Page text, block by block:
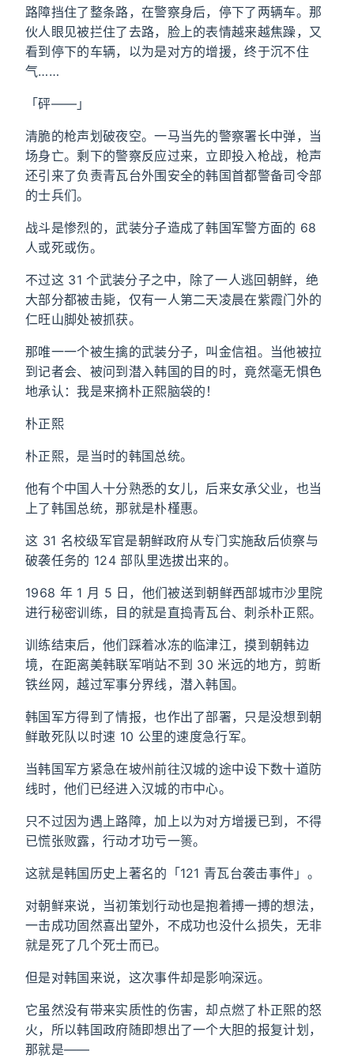
路障挡住了整条路，在警察身后，停下了两辆车。那
伙人眼见被拦住了去路，脸上的表情越来越焦躁，又
看到停下的车辆，以为是对方的增援，终于沉不住
气……
「砰——」
清脆的枪声划破夜空。一马当先的警察署长中弹，当
场身亡。剩下的警察反应过来，立即投入枪战，枪声
还引来了负责青瓦台外围安全的韩国首都警备司令部
的士兵们。
战斗是惨烈的，武装分子造成了韩国军警方面的 68
人或死或伤。
不过这 31 个武装分子之中，除了一人逃回朝鲜，绝
大部分都被击毙，仅有一人第二天凌晨在紫霞门外的
仁旺山脚处被抓获。
那唯一一个被生擒的武装分子，叫金信祖。当他被拉
到记者会、被问到潜入韩国的目的时，竟然毫无惧色
地承认：我是来摘朴正熙脑袋的！
朴正熙
朴正熙，是当时的韩国总统。
他有个中国人十分熟悉的女儿，后来女承父业，也当
上了韩国总统，那就是朴槿惠。
这 31 名校级军官是朝鲜政府从专门实施敌后侦察与
破袭任务的 124 部队里选拔出来的。
1968 年 1 月 5 日，他们被送到朝鲜西部城市沙里院
进行秘密训练，目的就是直捣青瓦台、刺杀朴正熙。
训练结束后，他们踩着冰冻的临津江，摸到朝韩边
境，在距离美韩联军哨站不到 30 米远的地方，剪断
铁丝网，越过军事分界线，潜入韩国。
韩国军方得到了情报，也作出了部署，只是没想到朝
鲜敢死队以时速 10 公里的速度急行军。
当韩国军方紧急在坡州前往汉城的途中设下数十道防
线时，他们已经进入汉城的市中心。
只不过因为遇上路障，加上以为对方增援已到，不得
已慌张败露，行动才功亏一篑。
这就是韩国历史上著名的「121 青瓦台袭击事件」。
对朝鲜来说，当初策划行动也是抱着搏一搏的想法，
一击成功固然喜出望外，不成功也没什么损失，无非
就是死了几个死士而已。
但是对韩国来说，这次事件却是影响深远。
它虽然没有带来实质性的伤害，却点燃了朴正熙的怒
火，所以韩国政府随即想出了一个大胆的报复计划，
那就是——